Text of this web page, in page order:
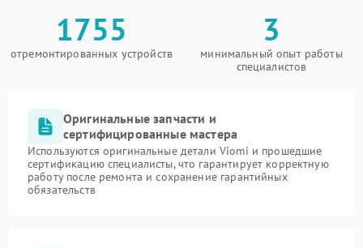
1755
отремонтированных устройств
3
минимальный опыт работы
специалистов
Оригинальные запчасти и
сертифицированные мастера
Используются оригинальные детали Viomi и прошедшие
сертификацию специалисты, что гарантирует корректную
работу после ремонта и сохранение гарантийных
обязательств